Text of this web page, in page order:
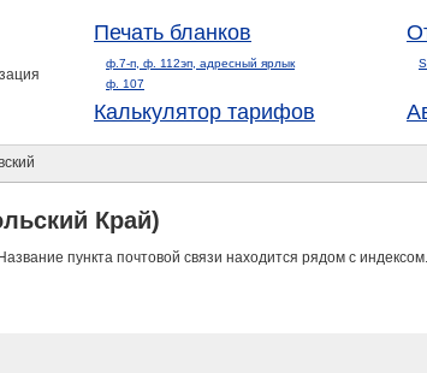
Печать бланков
ф.7-п, ф. 112эп, адресный ярлык
ф. 107
Калькулятор тарифов
Край)
пункта почтовой связи находится рядом с индексом.